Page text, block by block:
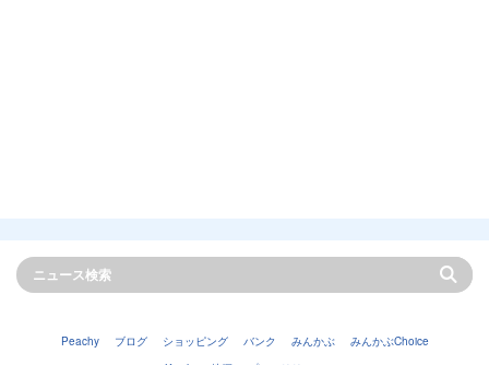
Peachy ブログ ショッピング バンク みんかぶ
みんかぶChoice